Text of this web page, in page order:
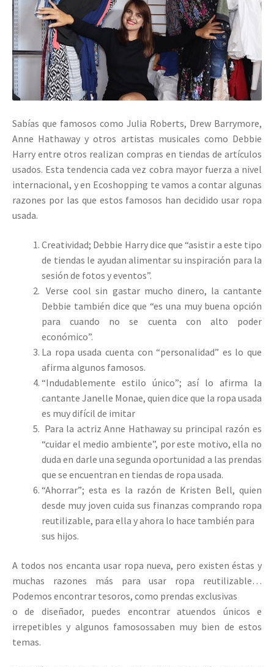
Sabías que famosos como Julia Roberts, Drew Barrymore,
Anne Hathaway y otros artistas musicales como Debbie
Harry entre otros realizan compras en tiendas de artículos
usados. Esta tendencia cada vez cobra mayor fuerza a nivel
internacional, y en Ecoshopping te vamos a contar algunas
razones por las que estos famosos han decidido usar ropa
usada.
Creatividad; Debbie Harry dice que “asistir a este tipo
de tiendas le ayudan alimentar su inspiración para la
sesión de fotos y eventos”.
Verse cool sin gastar mucho dinero, la cantante
Debbie también dice que “es una muy buena opción
para cuando no se cuenta con alto poder
económico”.
La ropa usada cuenta con “personalidad” es lo que
afirma algunos famosos.
“Indudablemente estilo único”; así lo afirma la
cantante Janelle Monae, quien dice que la ropa usada
es muy difícil de imitar
Para la actriz Anne Hathaway su principal razón es
“cuidar el medio ambiente”, por este motivo, ella no
duda en darle una segunda oportunidad a las prendas
que se encuentran en tiendas de ropa usada.
“Ahorrar”; esta es la razón de Kristen Bell, quien
desde muy joven cuida sus finanzas comprando ropa
reutilizable, para ella y ahora lo hace también para
sus hijos.
A todos nos encanta usar ropa nueva, pero existen éstas y
muchas razones más para usar ropa reutilizable…
Podemos encontrar tesoros, como prendas exclusivas
o de diseñador, puedes encontrar atuendos únicos e
irrepetibles y algunos famosossaben muy bien de estos
temas.